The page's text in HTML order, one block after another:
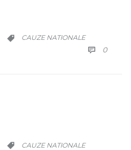
 CATEGORY
CAUZE NATIONALE
 0
 CATEGORY
CAUZE NATIONALE